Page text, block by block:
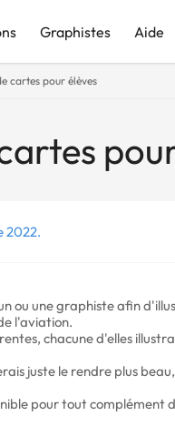
Graphistes Aide
cartes pour élèves
2022.
ou une graphiste afin
l'aviation.
chacune d'elles
juste le rendre plus
pour tout complément